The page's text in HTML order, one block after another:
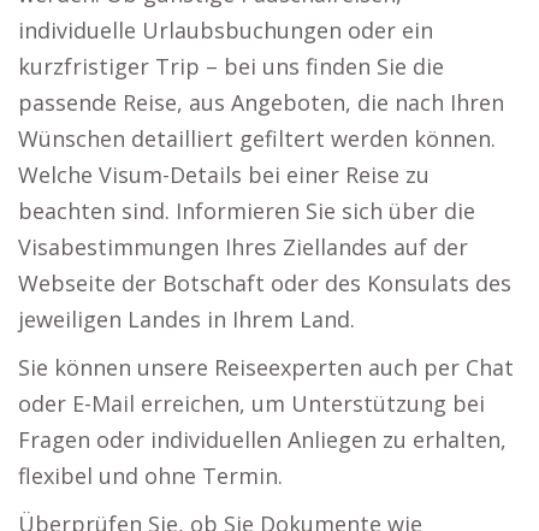
individuelle Urlaubsbuchungen oder ein
kurzfristiger Trip – bei uns finden Sie die
passende Reise, aus Angeboten, die nach Ihren
Wünschen detailliert gefiltert werden können.
Welche Visum-Details bei einer Reise zu
beachten sind. Informieren Sie sich über die
Visabestimmungen Ihres Ziellandes auf der
Webseite der Botschaft oder des Konsulats des
jeweiligen Landes in Ihrem Land.
Sie können unsere Reiseexperten auch per Chat
oder E-Mail erreichen, um Unterstützung bei
Fragen oder individuellen Anliegen zu erhalten,
flexibel und ohne Termin.
Überprüfen Sie, ob Sie Dokumente wie